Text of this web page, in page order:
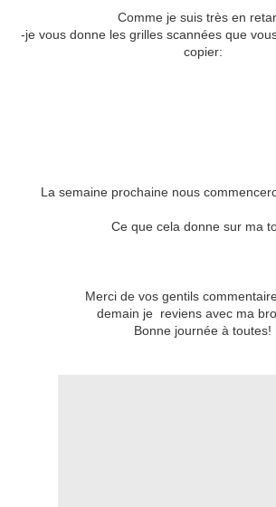
Comme je suis très en
-je vous donne les grilles scannées que
copier:
La semaine prochaine nous
Ce que cela donne sur ma
Merci de vos gentils
demain je reviens avec ma
Bonne journée à toutes!